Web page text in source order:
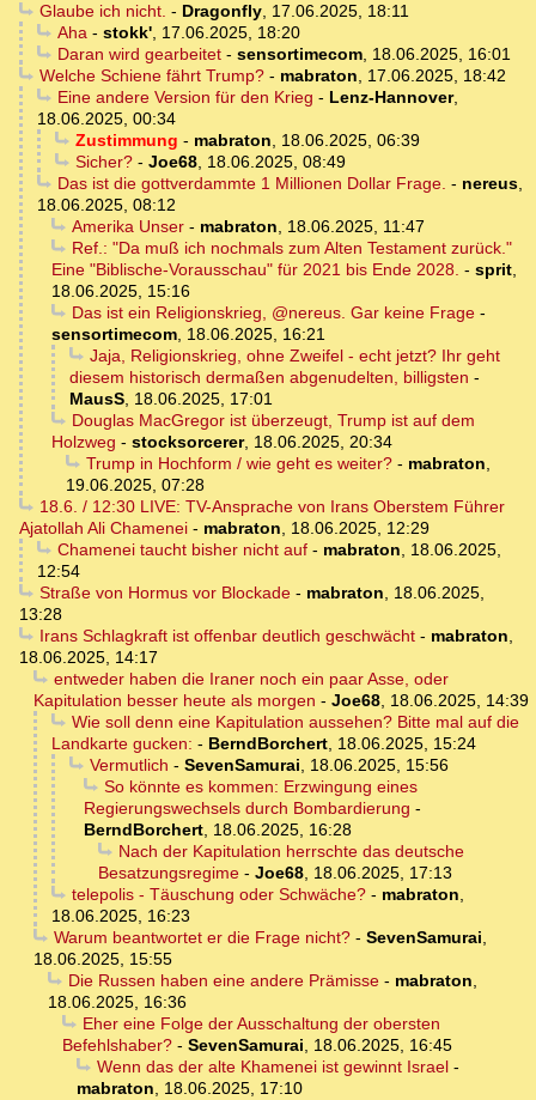
Glaube ich nicht. - Dragonfly, 17.06.2025, 18:11
Aha- stokk', 17.06.2025, 18:20
Daran wird gearbeitet- sensortimecom, 18.06.2025, 16:01
Welche Schiene fährt Trump?- mabraton, 17.06.2025, 18:42
Eine andere Version für den Krieg - Lenz-Hannover,
18.06.2025, 00:34
Zustimmung - mabraton, 18.06.2025, 06:39
Sicher?- Joe68, 18.06.2025, 08:49
Das ist die gottverdammte 1 Millionen Dollar Frage. - nereus,
18.06.2025, 08:12
Amerika Unser- mabraton, 18.06.2025, 11:47
Ref.: "Da muß ich nochmals zum Alten Testament zurück."
Eine "Biblische-Vorausschau" für 2021 bis Ende 2028. - sprit,
18.06.2025, 15:16
Das ist ein Religionskrieg, @nereus. Gar keine Frage-
sensortimecom, 18.06.2025, 16:21
Jaja, Religionskrieg, ohne Zweifel - echt jetzt? Ihr geht
diesem historisch dermaßen abgenudelten, billigsten -
MausS, 18.06.2025, 17:01
Douglas MacGregor ist überzeugt, Trump ist auf dem
Holzweg - stocksorcerer, 18.06.2025, 20:34
Trump in Hochform / wie geht es weiter?- mabraton,
19.06.2025, 07:28
18.6. / 12:30 LIVE: TV-Ansprache von Irans Oberstem Führer
Ajatollah Ali Chamenei - mabraton, 18.06.2025, 12:29
Chamenei taucht bisher nicht auf- mabraton, 18.06.2025,
12:54
Straße von Hormus vor Blockade- mabraton, 18.06.2025,
13:28
Irans Schlagkraft ist offenbar deutlich geschwächt- mabraton,
18.06.2025, 14:17
entweder haben die Iraner noch ein paar Asse, oder
Kapitulation besser heute als morgen - Joe68, 18.06.2025, 14:39
Wie soll denn eine Kapitulation aussehen? Bitte mal auf die
Landkarte gucken: - BerndBorchert, 18.06.2025, 15:24
Vermutlich - SevenSamurai, 18.06.2025, 15:56
So könnte es kommen: Erzwingung eines
Regierungswechsels durch Bombardierung -
BerndBorchert, 18.06.2025, 16:28
Nach der Kapitulation herrschte das deutsche
Besatzungsregime - Joe68, 18.06.2025, 17:13
telepolis - Täuschung oder Schwäche?- mabraton,
18.06.2025, 16:23
Warum beantwortet er die Frage nicht?- SevenSamurai,
18.06.2025, 15:55
Die Russen haben eine andere Prämisse- mabraton,
18.06.2025, 16:36
Eher eine Folge der Ausschaltung der obersten
Befehlshaber? - SevenSamurai, 18.06.2025, 16:45
Wenn das der alte Khamenei ist gewinnt Israel-
mabraton, 18.06.2025, 17:10